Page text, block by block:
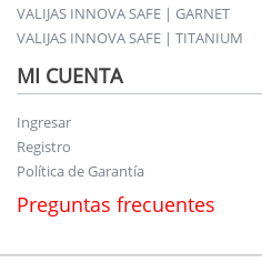
VALIJAS INNOVA SAFE | GARNET
VALIJAS INNOVA SAFE | TITANIUM
MI CUENTA
Ingresar
Registro
Política de Garantía
Preguntas frecuentes